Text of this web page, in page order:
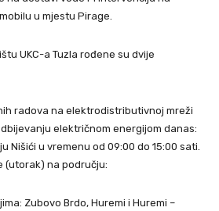
u mjestu Pirage.
UKC-a Tuzla rođene su dvije
radova na elektrodistributivnoj mreži
električnom energijom danas:
Nišići u vremenu od 09:00 do 15:00 sati.
(utorak) na području:
Zubovo Brdo, Huremi i Huremi –